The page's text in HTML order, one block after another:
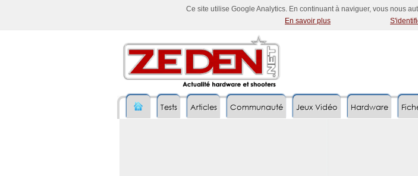
Ce site utilise Google Analytics. En continuant à naviguer, vous nous
En savoir plus
Tests Articles Communauté Jeux Vidéo Hardware